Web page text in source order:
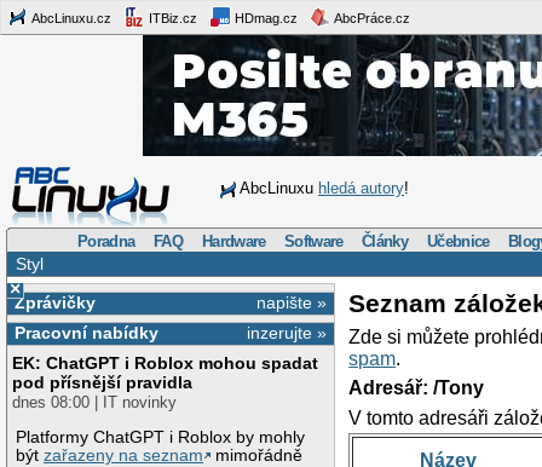
AbcLinuxu.cz ITBiz.cz HDmag.cz AbcPráce.cz
AbcLinuxu hledá autory!
Poradna FAQ Hardware Software Články Učebnice
Styl
×
napište »
Zprávičky
inzerujte »
Pracovní nabídky
EK: ChatGPT i Roblox mohou spadat
pod přísnější pravidla
dnes 08:00 | IT novinky
Platformy ChatGPT i Roblox by mohly
býtzařazeny na seznam
mimořádně
Seznam
Zde si můžete
spam.
Adresář: /Tony
V tomto adresáři
Název